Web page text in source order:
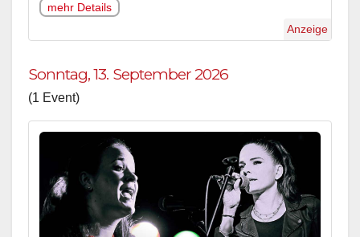
mehr Details
Anzeige
Sonntag, 13. September 2026
(1 Event)